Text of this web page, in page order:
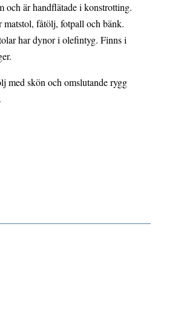
och är handflätade i konstrotting.
matstol, fåtölj, fotpall och bänk.
har dynor i olefintyg. Finns i
med skön och omslutande rygg